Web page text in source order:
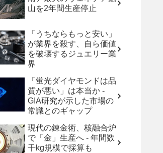
山を2年間生産停止
「うちならもっと安い」
が業界を殺す、自ら価値
を破壊するジュエリー業
界
「蛍光ダイヤモンドは品
質が悪い」は本当か -
GIA研究が示した市場の
常識とのギャップ
現代の錬金術、核融合炉
で「金」生産へ - 年間数
千kg規模で採算も